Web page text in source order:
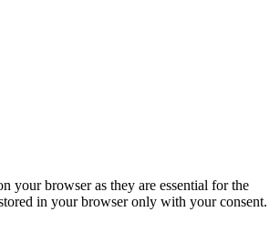
your browser as they are essential for the
in your browser only with your consent.